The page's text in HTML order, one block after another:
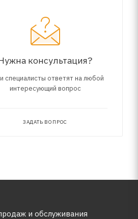
консультация?
специалисты ответят на любой
интересующий вопрос
ЗАДАТЬ ВОПРОС
и обслуживания